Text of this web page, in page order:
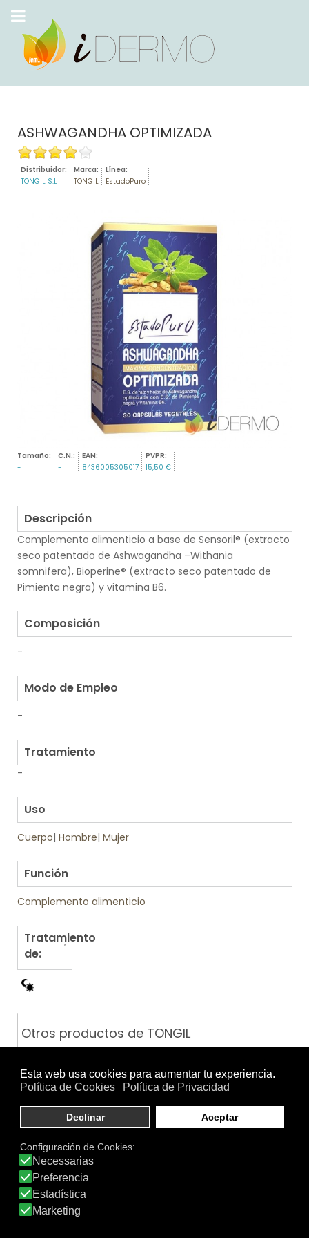
ASHWAGANDHA OPTIMIZADA
Distribuidor:
TONGIL S.L
Marca:
TONGIL
Línea:
EstadoPuro
Tamaño:
-
C.N.:
-
EAN:
8436005305017
PVPR:
15,50 €
Descripción
Complemento alimenticio a base de Sensoril® (extracto
seco patentado de Ashwagandha –Withania
somnifera), Bioperine® (extracto seco patentado de
Pimienta negra) y vitamina B6.
Composición
-
Modo de Empleo
-
Tratamiento
-
Uso
Cuerpo| Hombre| Mujer
Función
Complemento alimenticio
Tratamiento
de:
Otros productos de TONGIL
NIVELANSI